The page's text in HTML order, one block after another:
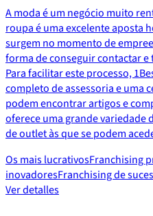
A moda é um negócio muito
roupa é uma excelente aposta
surgem no momento de
forma de conseguir contactar
Para facilitar este processo,
completo de assessoria e uma
podem encontrar artigos e
oferece uma grande variedade
de outlet às que se podem
Os mais lucrativosFranchising
inovadoresFranchising de
Ver detalles